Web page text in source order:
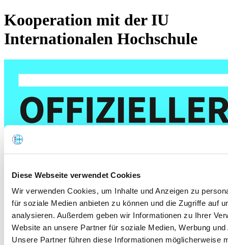
Diese Webseite verwendet Cookies
Wir verwenden Cookies, um Inhalte und Anzeigen zu
für soziale Medien anbieten zu können und die Zugriffe auf
analysieren. Außerdem geben wir Informationen zu Ihrer
Website an unsere Partner für soziale Medien, Werbung
Unsere Partner führen diese Informationen möglicherweise
Kooperation mit der IU
Internationalen Hochschule